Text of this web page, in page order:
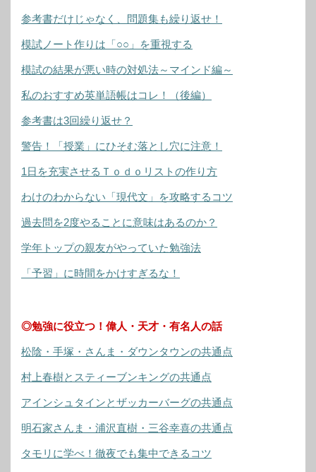
参考書だけじゃなく、問題集も繰り返せ！
模試ノート作りは「○○」を重視する
模試の結果が悪い時の対処法～マインド編～
私のおすすめ英単語帳はコレ！（後編）
参考書は3回繰り返せ？
警告！「授業」にひそむ落とし穴に注意！
1日を充実させるＴｏｄｏリストの作り方
わけのわからない「現代文」を攻略するコツ
過去問を2度やることに意味はあるのか？
学年トップの親友がやっていた勉強法
「予習」に時間をかけすぎるな！
◎勉強に役立つ！偉人・天才・有名人の話
松陰・手塚・さんま・ダウンタウンの共通点
村上春樹とスティーブンキングの共通点
アインシュタインとザッカーバーグの共通点
明石家さんま・浦沢直樹・三谷幸喜の共通点
タモリに学べ！徹夜でも集中できるコツ